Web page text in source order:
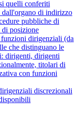
quelli conferiti
dall'organo di indirizzo
pubbliche di
di posizione
dirigenziali (da
che distinguano le
dirigenti, dirigenti
titolari di
con funzioni
discrezionali